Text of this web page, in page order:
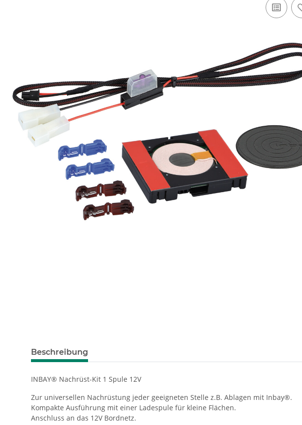
Beschreibung
INBAY® Nachrüst-Kit 1 Spule 12V
Zur universellen Nachrüstung jeder geeigneten Stelle z.B. Ablagen mit Inbay®.
Kompakte Ausführung mit einer Ladespule für kleine Flächen.
Anschluss an das 12V Bordnetz.